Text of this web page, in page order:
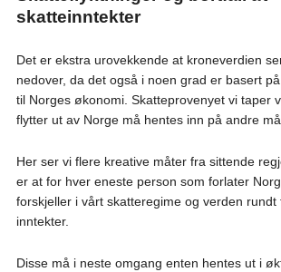
skatteinntekter
Det er ekstra urovekkende at kroneverdien
nedover, da det også i noen grad er basert
til Norges økonomi. Skatteprovenyet vi taper
flytter ut av Norge må hentes inn på andre
Her ser vi flere kreative måter fra sittende
er at for hver eneste person som forlater
forskjeller i vårt skatteregime og verden
inntekter.
Disse må i neste omgang enten hentes ut i